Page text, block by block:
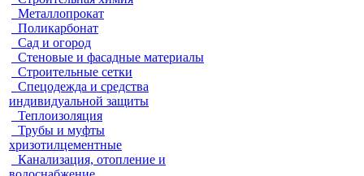
Металлопрокат
Поликарбонат
Сад и огород
Стеновые и фасадные материалы
Строительные сетки
Спецодежда и средства
индивидуальной защиты
Теплоизоляция
Трубы и муфты
хризотилцементные
Канализация, отопление и